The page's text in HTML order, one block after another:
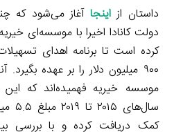
داستان از اینجا آغاز می‌شود که
کرده است تا برنامه اهدای
۹۰۰ میلیون دلار را بر عهده
موسسه خیریه فهمیده‌اند که
کمک دریافت کرده و با بررسی